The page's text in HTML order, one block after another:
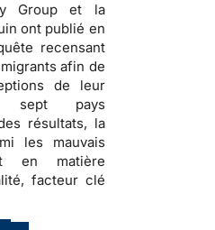
Group et la
ont publié en
recensant
afin de
de leur
sept pays
résultats, la
les mauvais
en matière
facteur clé